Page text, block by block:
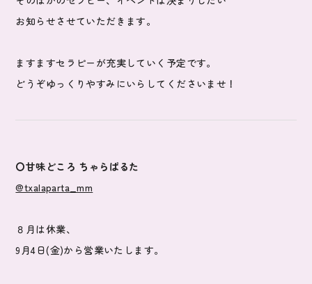
お知らせさせていただきます。
ますますセラピーが充実していく予定です。
どうぞゆっくりやすみにいらしてくださいませ！
〇甘味どころ ちゃらぱるた
@txalaparta_mm
８月は休業、
9月4日(金)から営業いたします。